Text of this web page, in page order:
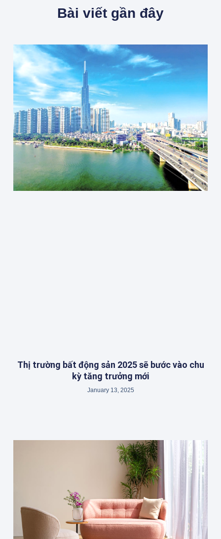
Bài viết gần đây
Thị trường bất động sản 2025 sẽ bước vào chu
kỳ tăng trưởng mới
January 13, 2025